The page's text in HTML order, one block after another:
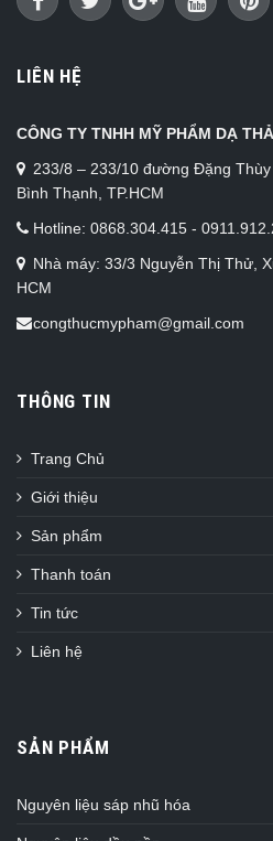
LIÊN HỆ
CÔNG TY TNHH MỸ PHẨM DẠ
233/8 – 233/10 đường Đặng
Bình Thạnh, TP.HCM
Hotline: 0868.304.415 -
Nhà máy: 33/3 Nguyễn Thị Thử,
HCM
congthucmypham@gmail.com
THÔNG TIN
Trang Chủ
Giới thiệu
Sản phẩm
Thanh toán
Tin tức
Liên hệ
SẢN PHẨM
Nguyên liệu sáp nhũ hóa